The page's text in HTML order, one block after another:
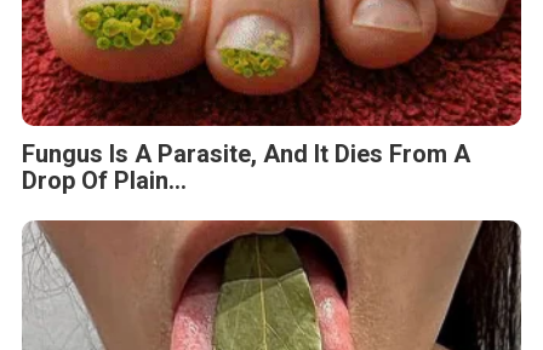
Fungus Is A Parasite, And It Dies From A
Drop Of Plain...